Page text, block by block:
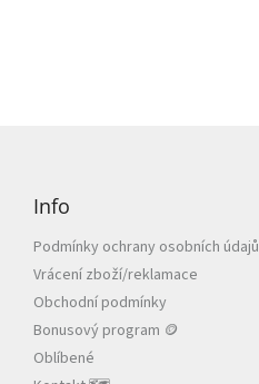
Info
Podmínky ochrany osobních údajů
Vrácení zboží/reklamace
Obchodní podmínky
Bonusový program 🪙
Oblíbené